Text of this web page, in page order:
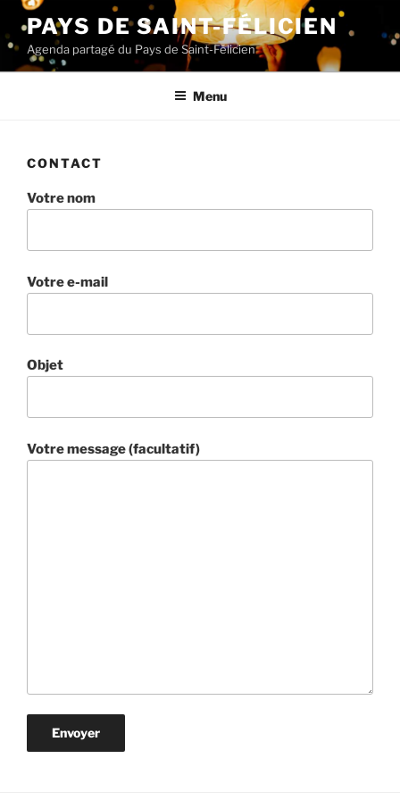
Aller
au
contenu
principal
PAYS DE SAINT-FÉLICIEN
Agenda partagé du Pays de Saint-Félicien
Menu
CONTACT
Votre nom
Votre e-mail
Objet
Votre message (facultatif)